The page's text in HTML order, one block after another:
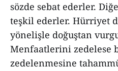
sözde sebat ederler.
teşkil ederler. Hürriyet
yönelişle doğuştan
Menfaatlerini zedelese
zedelenmesine